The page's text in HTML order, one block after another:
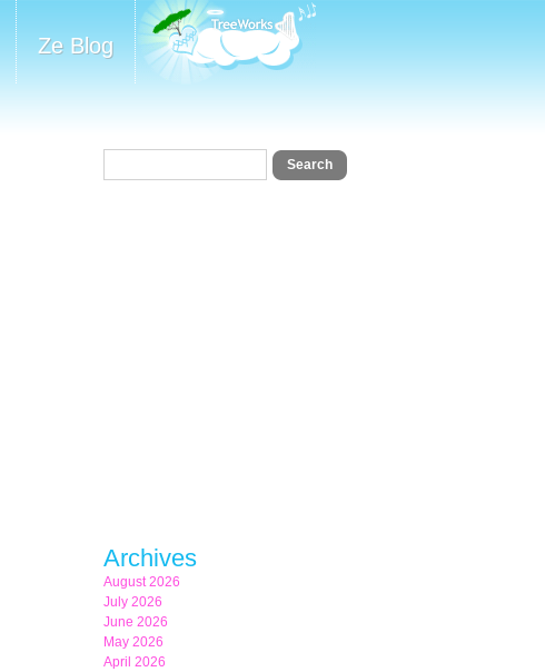
Ze Blog
Archives
August 2026
July 2026
June 2026
May 2026
April 2026